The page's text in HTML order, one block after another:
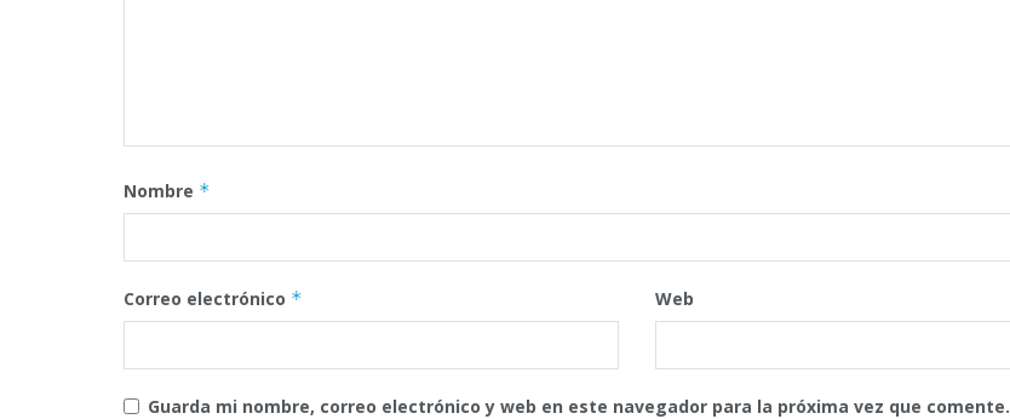
Nombre *
Correo electrónico * Web
Guarda mi nombre, correo electrónico y web en este navegador para la próxima vez que comente.